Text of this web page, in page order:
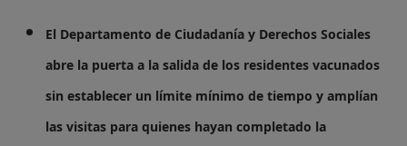
El Departamento de Ciudadanía y Derechos Sociales
abre la puerta a la salida de los residentes vacunados
sin establecer un límite mínimo de tiempo y amplían
las visitas para quienes hayan completado la